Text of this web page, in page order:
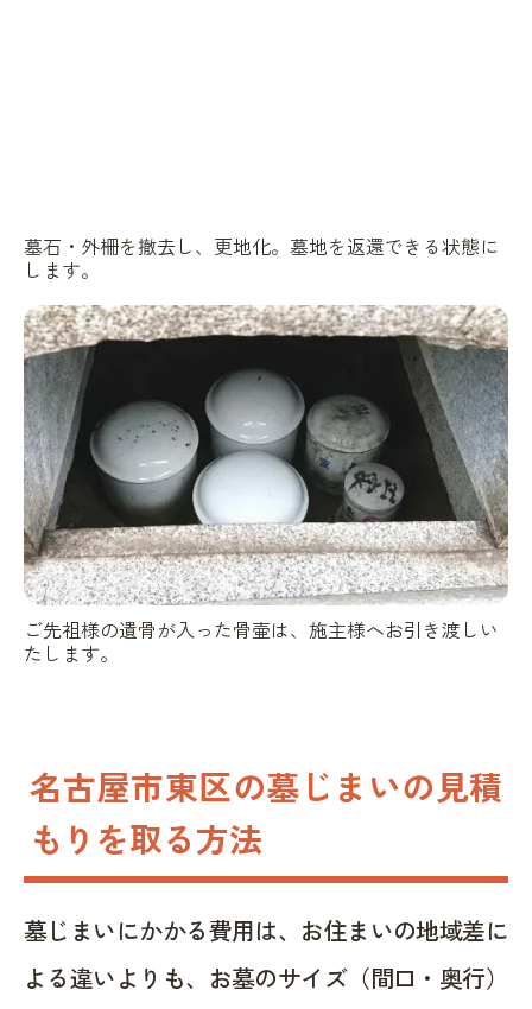
墓石・外柵を撤去し、更地化。墓地を返還できる状態に
します。
ご先祖様の遺骨が入った骨壷は、施主様へお引き渡しい
たします。
名古屋市東区の墓じまいの見積
もりを取る方法
墓じまいにかかる費用は、お住まいの地域差に
よる違いよりも、お墓のサイズ（間口・奥行）